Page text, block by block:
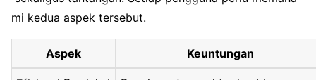
mi kedua aspek tersebut.
Aspek Keuntungan